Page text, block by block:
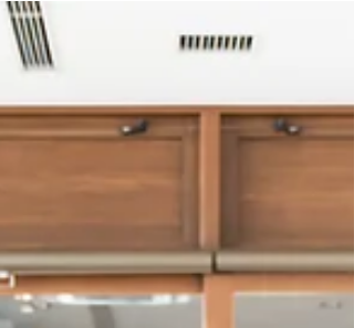
la fidélisation, la performance et l’agilité
organisationnelle.